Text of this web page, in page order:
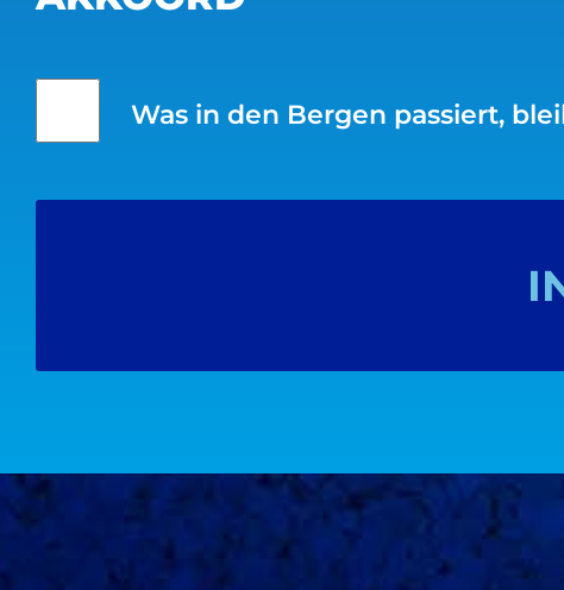
Was in den Bergen passiert,